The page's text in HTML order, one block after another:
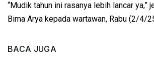
“Mudik tahun ini rasanya lebih lancar ya,”
Bima Arya kepada wartawan, Rabu (2/4/
BACA JUGA